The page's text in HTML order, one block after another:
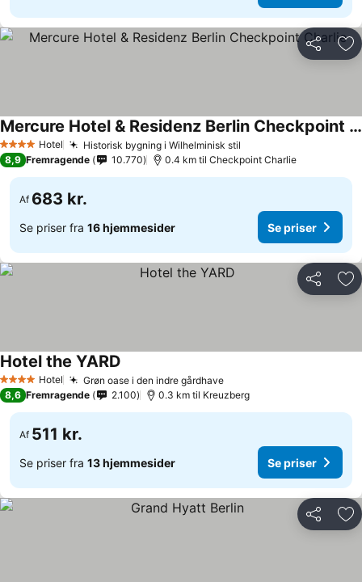
Del
4 StjernerHotel Historisk bygning i Wilhelminisk stil
Mercure Hotel & Residenz Berlin Checkpoint Charlie
8,9 Fremragende 10.770 0.4 km til Checkpoint Charlie
Af 683 kr.
Se priser fra 16 hjemmesider Se priser
Del
4 StjernerHotel Grøn oase i den indre gårdhave
Hotel the YARD
8,6 Fremragende 2.100 0.3 km til Kreuzberg
Af 511 kr.
Se priser fra 13 hjemmesider Se priser
Del